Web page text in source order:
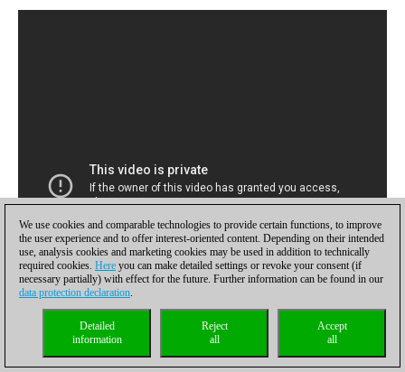
We use cookies and comparable technologies to provide certain functions, to improve
the user experience and to offer interest-oriented content. Depending on their intended
use, analysis cookies and marketing cookies may be used in addition to technically
required cookies. Here you can make detailed settings or revoke your consent (if
necessary partially) with effect for the future. Further information can be found in our
data protection declaration.
Accept
all
Reject
all
Detailed
information